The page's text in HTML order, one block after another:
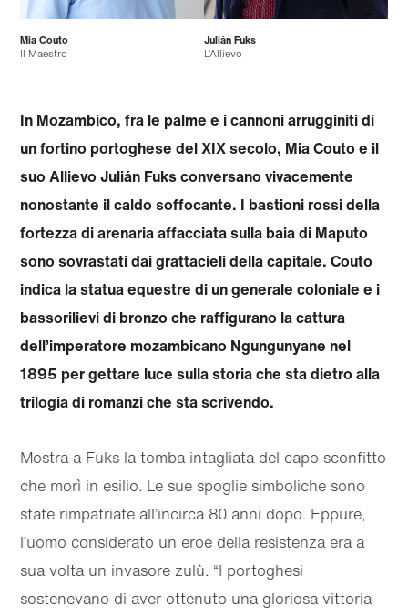
Mia Couto
Il Maestro
Julián Fuks
L’Allievo
In Mozambico, fra le palme e i cannoni arrugginiti di
un fortino portoghese del XIX secolo, Mia Couto e il
suo Allievo Julián Fuks conversano vivacemente
nonostante il caldo soffocante. I bastioni rossi della
fortezza di arenaria affacciata sulla baia di Maputo
sono sovrastati dai grattacieli della capitale. Couto
indica la statua equestre di un generale coloniale e i
bassorilievi di bronzo che raffigurano la cattura
dell’imperatore mozambicano Ngungunyane nel
1895 per gettare luce sulla storia che sta dietro alla
trilogia di romanzi che sta scrivendo.
Mostra a Fuks la tomba intagliata del capo sconfitto
che morì in esilio. Le sue spoglie simboliche sono
state rimpatriate all’incirca 80 anni dopo. Eppure,
l’uomo considerato un eroe della resistenza era a
sua volta un invasore zulù. “I portoghesi
sostenevano di aver ottenuto una gloriosa vittoria